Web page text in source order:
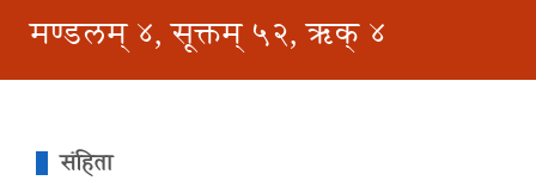
मण्डलम् ४, सूक्तम् ५२, ऋक् ४
संहिता